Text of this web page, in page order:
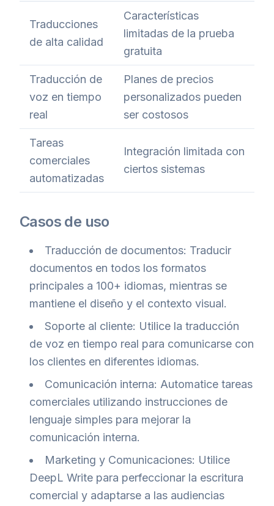
Traducciones
de alta calidad
Características
limitadas de la prueba
gratuita
Traducción de
voz en tiempo
real
Planes de precios
personalizados pueden
ser costosos
Tareas
comerciales
automatizadas
Integración limitada con
ciertos sistemas
Casos de uso
Traducción de documentos: Traducir
documentos en todos los formatos
principales a 100+ idiomas, mientras se
mantiene el diseño y el contexto visual.
Soporte al cliente: Utilice la traducción
de voz en tiempo real para comunicarse con
los clientes en diferentes idiomas.
Comunicación interna: Automatice tareas
comerciales utilizando instrucciones de
lenguaje simples para mejorar la
comunicación interna.
Marketing y Comunicaciones: Utilice
DeepL Write para perfeccionar la escritura
comercial y adaptarse a las audiencias